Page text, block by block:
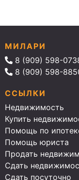
МИЛАРИ
8 (909) 598-
8 (909) 598-
ССЫЛКИ
Недвижимость
Купить
Помощь по
Помощь юриста
Продать
Сдать
Сдать посуточно